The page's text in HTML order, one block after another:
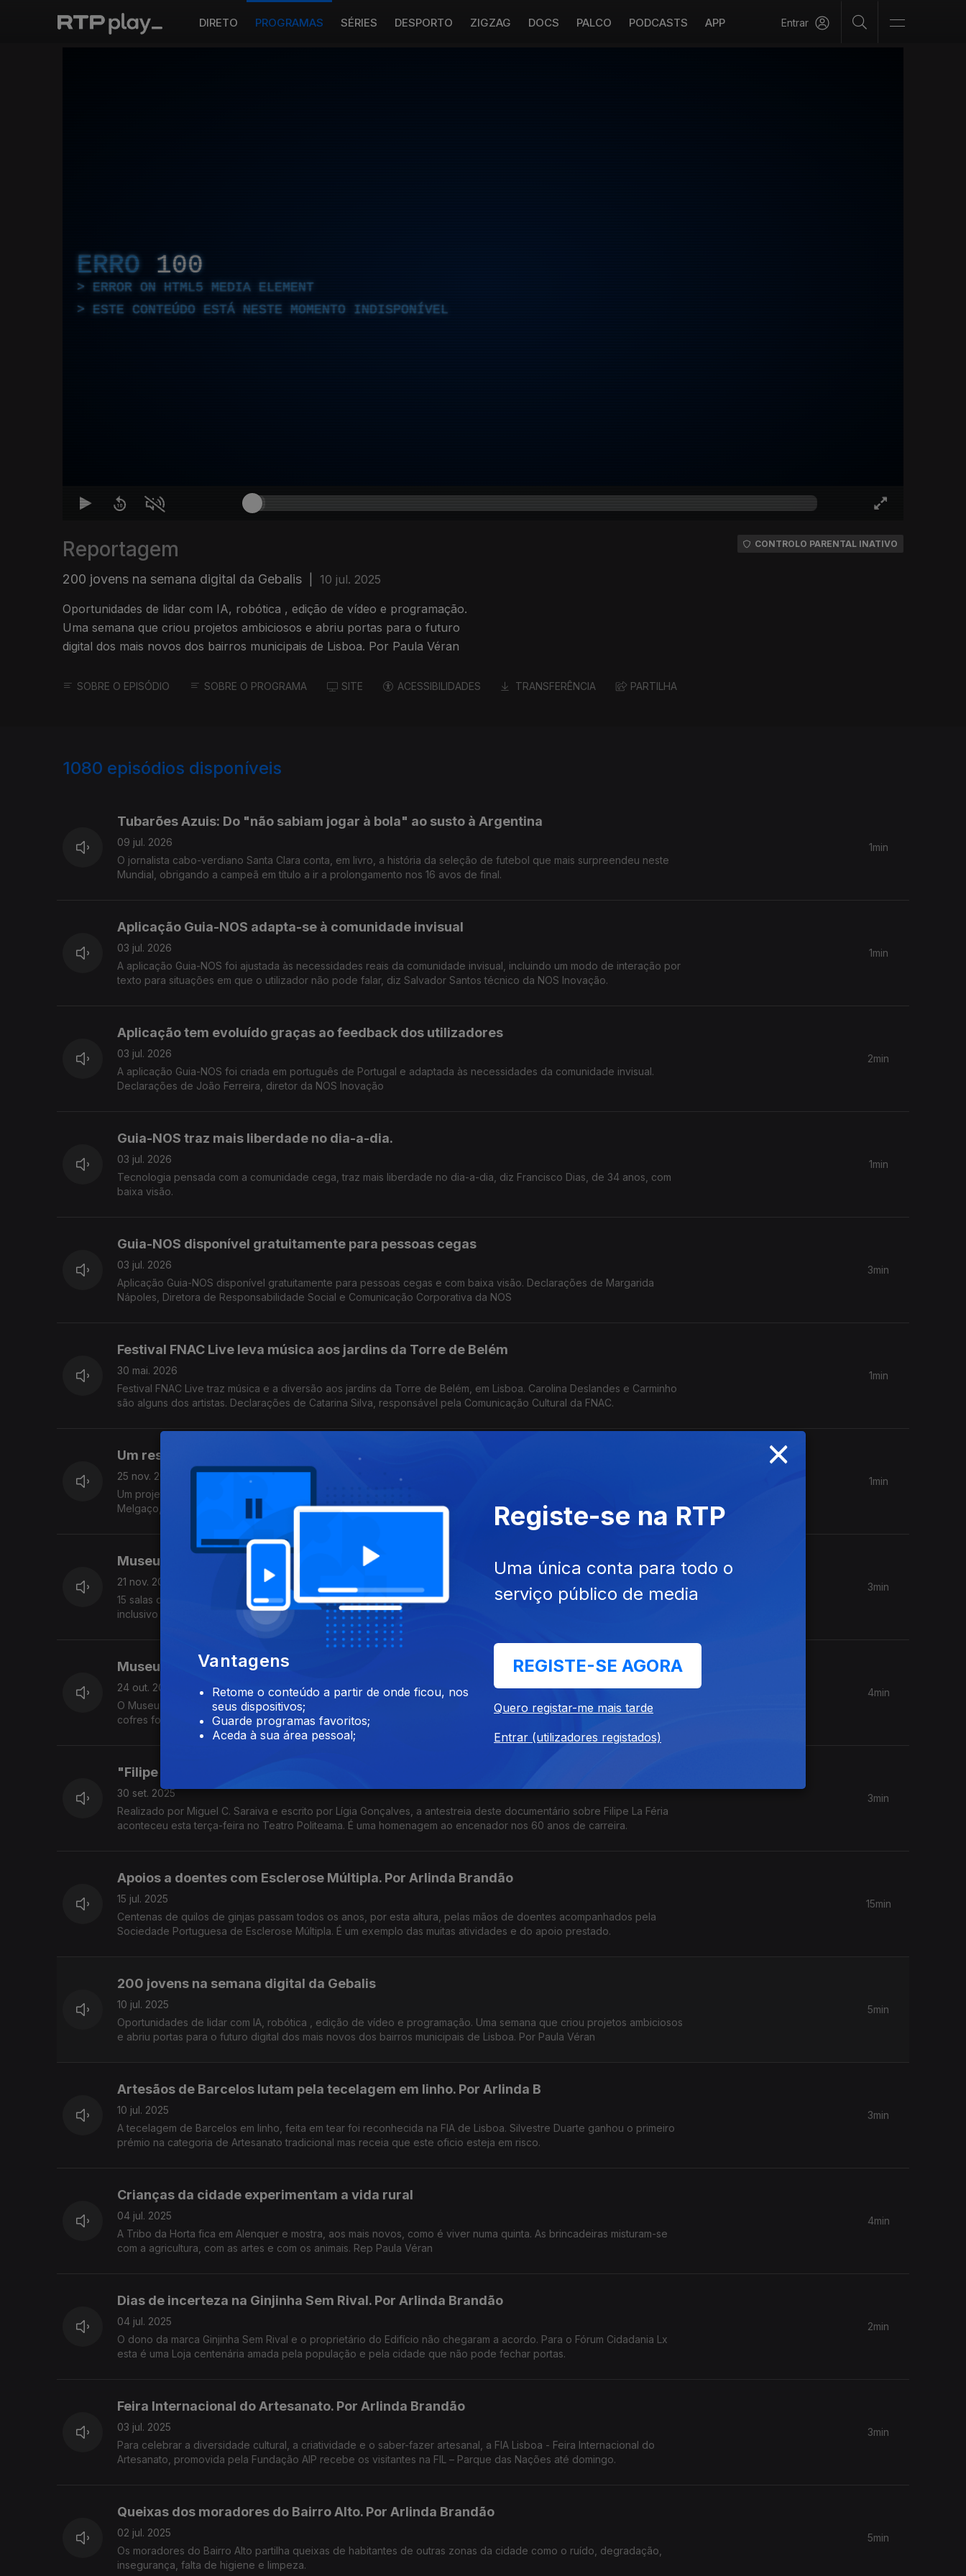
DIRETO PROGRAMAS SÉRIES DESPORTO ZIGZAG DOCS PALCO PODCASTS APP Entrar
ERRO 100
ERROR ON HTML5 MEDIA ELEMENT
ESTE CONTEÚDO ESTÁ NESTE MOMENTO INDISPONÍVEL
Reportagem
200 jovens na semana digital da Gebalis 10 jul. 2025
Oportunidades de lidar com IA, robótica , edição de vídeo e programação.
Uma semana que criou projetos ambiciosos e abriu portas para o futuro
digital dos mais novos dos bairros municipais de Lisboa. Por Paula Véran
CONTROLO PARENTAL INATIVO
SOBRE O EPISÓDIO SOBRE O PROGRAMA SITE ACESSIBILIDADES TRANSFERÊNCIA PARTILHA
1080 episódios disponíveis
Tubarões Azuis: Do "não sabiam jogar à bola" ao susto à Argentina
09 jul. 2026
O jornalista cabo-verdiano Santa Clara conta, em livro, a história da seleção de futebol que mais surpreendeu neste
Mundial, obrigando a campeã em título a ir a prolongamento nos 16 avos de final.
1min
Aplicação Guia-NOS adapta-se à comunidade invisual
03 jul. 2026
A aplicação Guia-NOS foi ajustada às necessidades reais da comunidade invisual, incluindo um modo de interação por
texto para situações em que o utilizador não pode falar, diz Salvador Santos técnico da NOS Inovação.
1min
Aplicação tem evoluído graças ao feedback dos utilizadores
03 jul. 2026
A aplicação Guia-NOS foi criada em português de Portugal e adaptada às necessidades da comunidade invisual.
Declarações de João Ferreira, diretor da NOS Inovação
2min
Guia-NOS traz mais liberdade no dia-a-dia.
03 jul. 2026
Tecnologia pensada com a comunidade cega, traz mais liberdade no dia-a-dia, diz Francisco Dias, de 34 anos, com
baixa visão.
1min
Guia-NOS disponível gratuitamente para pessoas cegas
03 jul. 2026
Aplicação Guia-NOS disponível gratuitamente para pessoas cegas e com baixa visão. Declarações de Margarida
Nápoles, Diretora de Responsabilidade Social e Comunicação Corporativa da NOS
3min
Festival FNAC Live leva música aos jardins da Torre de Belém
30 mai. 2026
Festival FNAC Live traz música e a diversão aos jardins da Torre de Belém, em Lisboa. Carolina Deslandes e Carminho
são alguns dos artistas. Declarações de Catarina Silva, responsável pela Comunicação Cultural da FNAC.
1min
Um resumo de 4 peças de Shakespeare apresentado às crianças
25 nov. 2025
Um projeto pedagógico que a companhia de teatro "Comédias do Minho" leva até às escolas do primeiro ciclo de
Melgaço, Cerveira, Monção, Paredes de Coura e Monção. Por Ana Gonçalves
1min
Museu Nacional da Música muda de casa de Lisboa para Mafra
21 nov. 2025
15 salas de exposição onde se pode tocar, cheirar e sentir as vibrações dos instrumentos e da música. Um museu
inclusivo que chega a todos os públicos. Por Paula Véran
3min
Museu do Tesouro Real com aquisições novas. Por Arlinda Brandão
24 out. 2025
O Museu do Tesouro Real alberga uma das mais raras coleções de joias reais expostas dentro de um dos maiores
cofres fortes do mundo. O Museu celebra o terceiro aniversário e destaca algumas aquisições novas.
4min
"Filipe La Féria - O Teatro como um Ato de Fé"
30 set. 2025
Realizado por Miguel C. Saraiva e escrito por Lígia Gonçalves, a antestreia deste documentário sobre Filipe La Féria
aconteceu esta terça-feira no Teatro Politeama. É uma homenagem ao encenador nos 60 anos de carreira.
3min
Apoios a doentes com Esclerose Múltipla. Por Arlinda Brandão
15 jul. 2025
Centenas de quilos de ginjas passam todos os anos, por esta altura, pelas mãos de doentes acompanhados pela
Sociedade Portuguesa de Esclerose Múltipla. É um exemplo das muitas atividades e do apoio prestado.
15min
200 jovens na semana digital da Gebalis
10 jul. 2025
Oportunidades de lidar com IA, robótica , edição de vídeo e programação. Uma semana que criou projetos ambiciosos
e abriu portas para o futuro digital dos mais novos dos bairros municipais de Lisboa. Por Paula Véran
5min
Artesãos de Barcelos lutam pela tecelagem em linho. Por Arlinda B
10 jul. 2025
A tecelagem de Barcelos em linho, feita em tear foi reconhecida na FIA de Lisboa. Silvestre Duarte ganhou o primeiro
prémio na categoria de Artesanato tradicional mas receia que este oficio esteja em risco.
3min
Crianças da cidade experimentam a vida rural
04 jul. 2025
A Tribo da Horta fica em Alenquer e mostra, aos mais novos, como é viver numa quinta. As brincadeiras misturam-se
com a agricultura, com as artes e com os animais. Rep Paula Véran
4min
Dias de incerteza na Ginjinha Sem Rival. Por Arlinda Brandão
04 jul. 2025
O dono da marca Ginjinha Sem Rival e o proprietário do Edifício não chegaram a acordo. Para o Fórum Cidadania Lx
esta é uma Loja centenária amada pela população e pela cidade que não pode fechar portas.
2min
Feira Internacional do Artesanato. Por Arlinda Brandão
03 jul. 2025
Para celebrar a diversidade cultural, a criatividade e o saber-fazer artesanal, a FIA Lisboa - Feira Internacional do
Artesanato, promovida pela Fundação AIP recebe os visitantes na FIL – Parque das Nações até domingo.
3min
Queixas dos moradores do Bairro Alto. Por Arlinda Brandão
02 jul. 2025
Os moradores do Bairro Alto partilha queixas de habitantes de outras zonas da cidade como o ruído, degradação,
insegurança, falta de higiene e limpeza.
5min
×
Vantagens
Retome o conteúdo a partir de onde ficou, nos
seus dispositivos;
Guarde programas favoritos;
Aceda à sua área pessoal;
Registe-se na RTP
Uma única conta para todo o
serviço público de media
REGISTE-SE AGORA
Quero registar-me mais tarde
Entrar (utilizadores registados)